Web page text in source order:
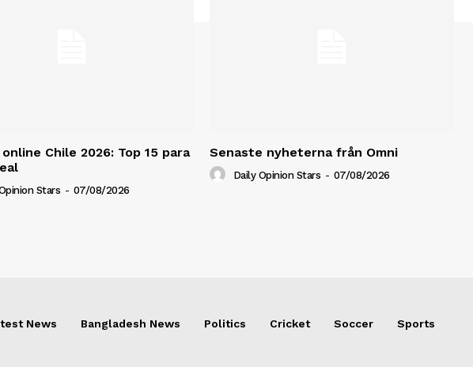
Chile 2026: Top 15 para
Stars - 07/08/2026
Senaste nyheterna från Omni
Daily Opinion Stars - 07/08/2026
News Bangladesh News Politics Cricket Soccer Sports